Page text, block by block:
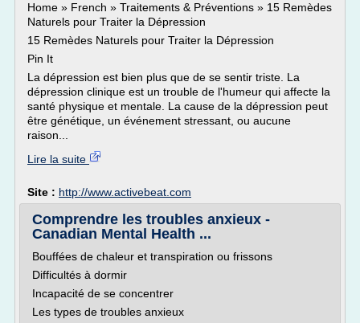
Home » French » Traitements & Préventions » 15 Remèdes
Naturels pour Traiter la Dépression
15 Remèdes Naturels pour Traiter la Dépression
Pin It
La dépression est bien plus que de se sentir triste. La
dépression clinique est un trouble de l'humeur qui affecte la
santé physique et mentale. La cause de la dépression peut
être génétique, un événement stressant, ou aucune
raison...
Lire la suite
Site : http://www.activebeat.com
Comprendre les troubles anxieux -
Canadian Mental Health ...
Bouffées de chaleur et transpiration ou frissons
Difficultés à dormir
Incapacité de se concentrer
Les types de troubles anxieux